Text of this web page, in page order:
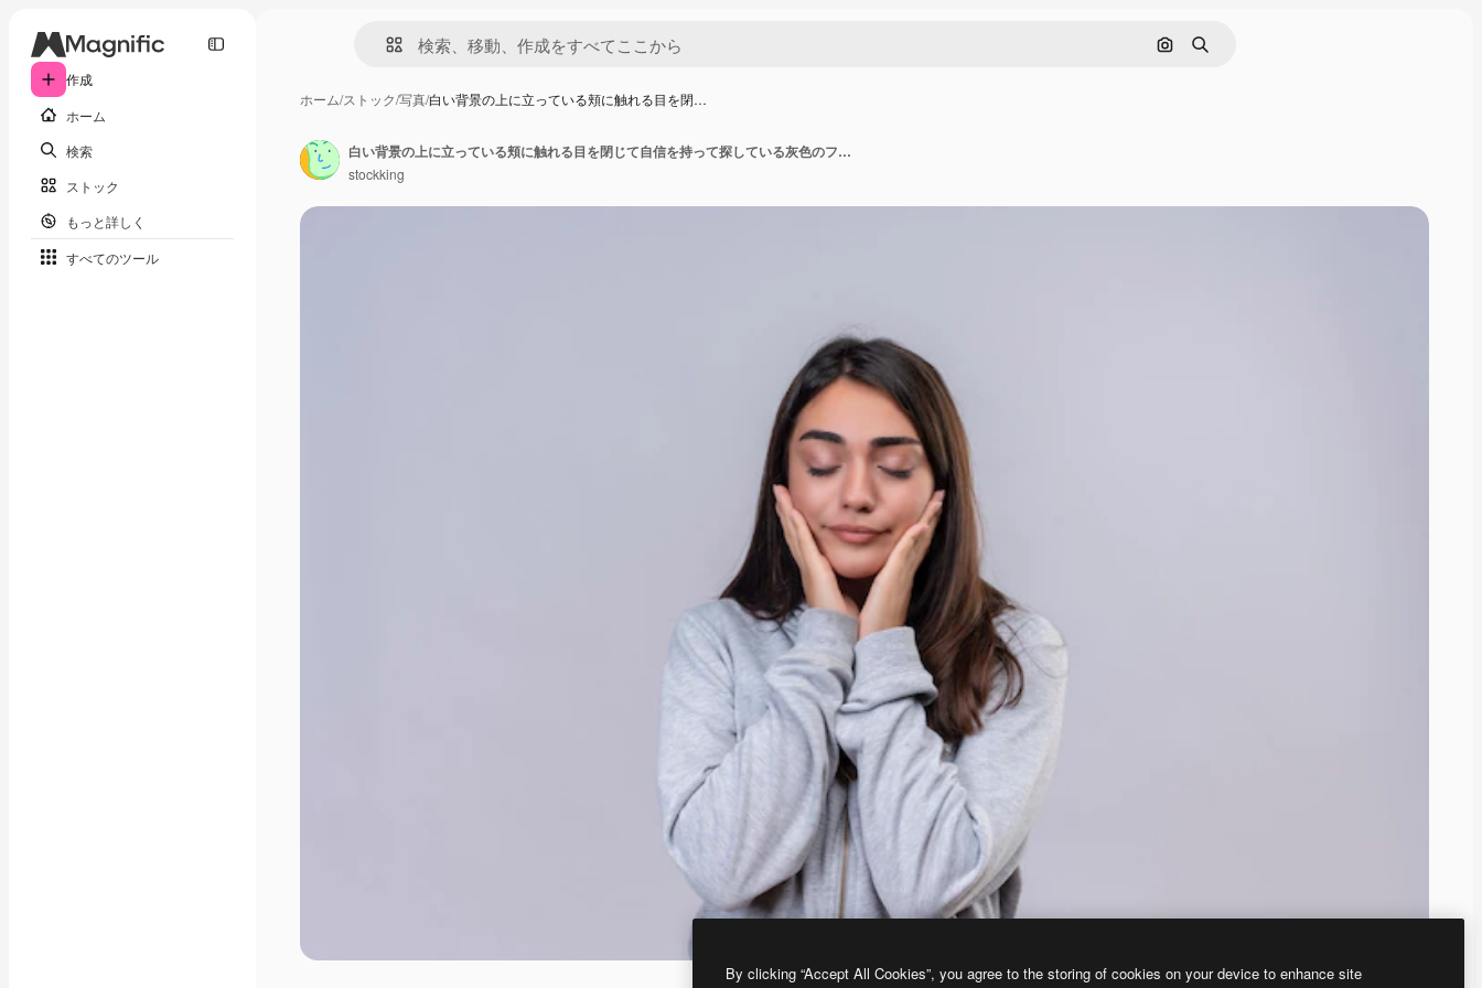
作成
ホーム
検索
ストック
もっと詳しく
すべてのツール
画像で検索
検索
ホーム/ストック/写真/白い背景の上に立っている頬に触れる目を閉…
白い背景の上に立っている頬に触れる目を閉じて自信を持って探している灰色のフーディの美しい少女
stockking
By clicking “Accept All Cookies”, you agree to the storing of cookies on your device to enhance site